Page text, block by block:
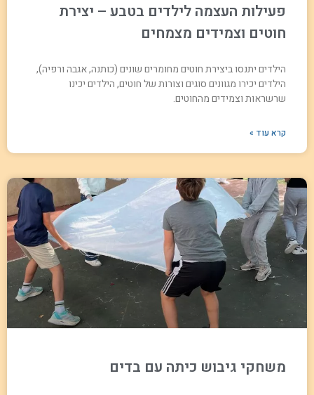
פעילות העצמה לילדים בטבע – יצירת
חוטים וצמידים מצמחים
הילדים יתנסו ביצירת חוטים מחומרים שונים (כותנה, אגבה ורפיה),
הילדים יכירו מגוונים סוגים וצורות של חוטים, הילדים יכינו
שרשראות וצמידים מהחוטים.
קרא עוד »
משחקי גיבוש כיתה עם בדים